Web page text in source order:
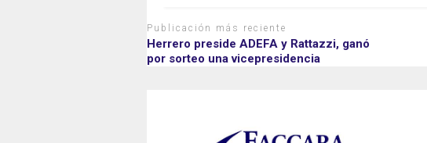
Publicación más reciente
Herrero preside ADEFA y Rattazzi, ganó
por sorteo una vicepresidencia